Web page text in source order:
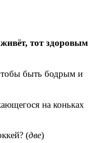
тот здоровым
быть бодрым и
на коньках
(две)